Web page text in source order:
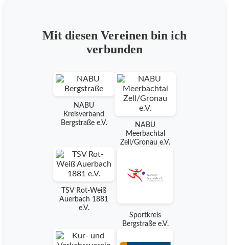
Mit diesen Vereinen bin ich
verbunden
NABU
Kreisverband
Bergstraße e.V.
NABU
Meerbachtal
Zell/Gronau e.V.
TSV Rot-Weiß
Auerbach 1881
e.V.
Sportkreis
Bergstraße e.V.